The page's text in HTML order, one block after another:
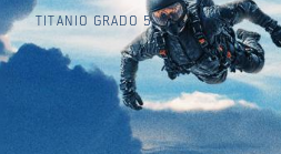
TITANIO GRADO 5